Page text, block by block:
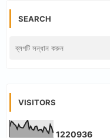
SEARCH
VISITORS
1220936